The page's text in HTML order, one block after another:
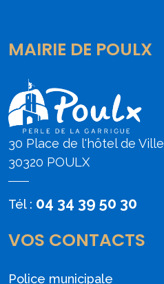
MAIRIE DE POULX
30 Place de l'hôtel de Ville
30320 POULX
Tél : 04 34 39 50 30
VOS CONTACTS
Police municipale